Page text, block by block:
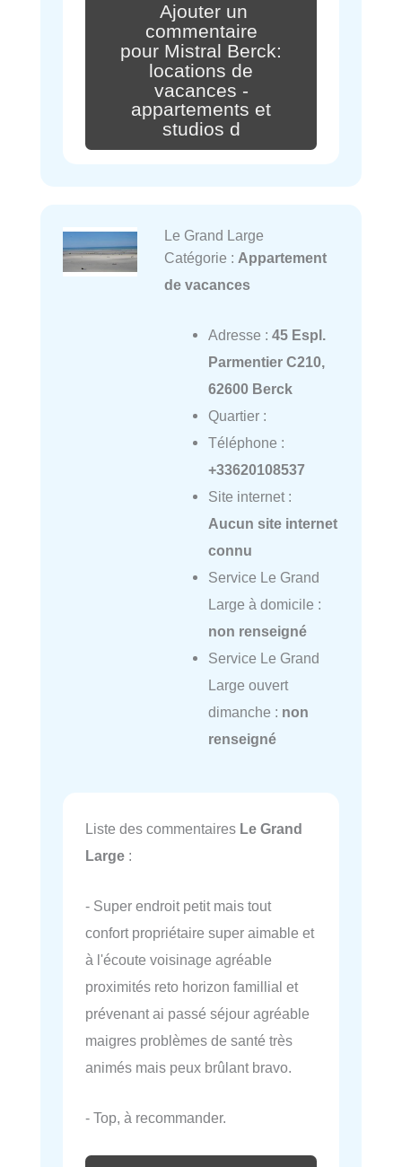
Ajouter un
commentaire
pour Mistral Berck:
locations de
vacances -
appartements et
studios d
Le Grand Large
Catégorie : Appartement
de vacances
Adresse : 45 Espl.
Parmentier C210,
62600 Berck
Quartier :
Téléphone :
+33620108537
Site internet :
Aucun site internet
connu
Service Le Grand
Large à domicile :
non renseigné
Service Le Grand
Large ouvert
dimanche : non
renseigné
Liste des commentaires Le Grand
Large :
- Super endroit petit mais tout
confort propriétaire super aimable et
à l'écoute voisinage agréable
proximités reto horizon famillial et
prévenant ai passé séjour agréable
maigres problèmes de santé très
animés mais peux brûlant bravo.
- Top, à recommander.